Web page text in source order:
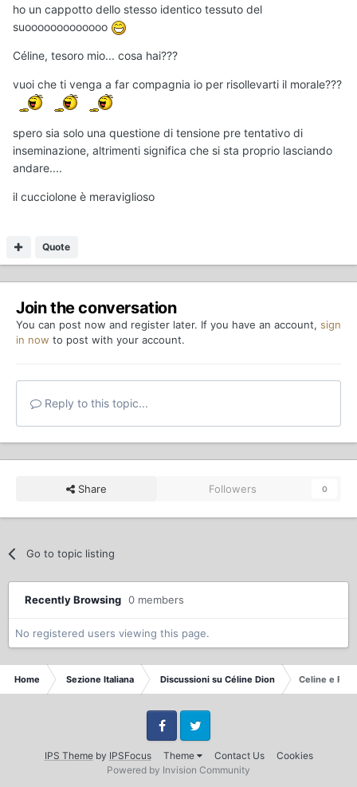
ho un cappotto dello stesso identico tessuto del
suooooooooooooo
Céline, tesoro mio... cosa hai???
vuoi che ti venga a far compagnia io per risollevarti il morale???
spero sia solo una questione di tensione pre tentativo di
inseminazione, altrimenti significa che si sta proprio lasciando
andare....
il cucciolone è meraviglioso
Quote
Join the conversation
You can post now and register later. If you have an account, sign
in now to post with your account.
Reply to this topic...
Share Followers 0
Go to topic listing
Recently Browsing 0 members
No registered users viewing this page.
Home Sezione Italiana Discussioni su Céline Dion Celine e
IPS Themeby IPSFocus Theme Contact Us Cookies
FacebookTwitter
Powered by Invision Community